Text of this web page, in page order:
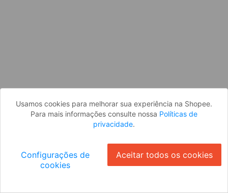
Usamos cookies para melhorar sua experiência na Shopee.
Para mais informações consulte nossa Políticas de
privacidade.
Configurações de
cookies
Aceitar todos os cookies